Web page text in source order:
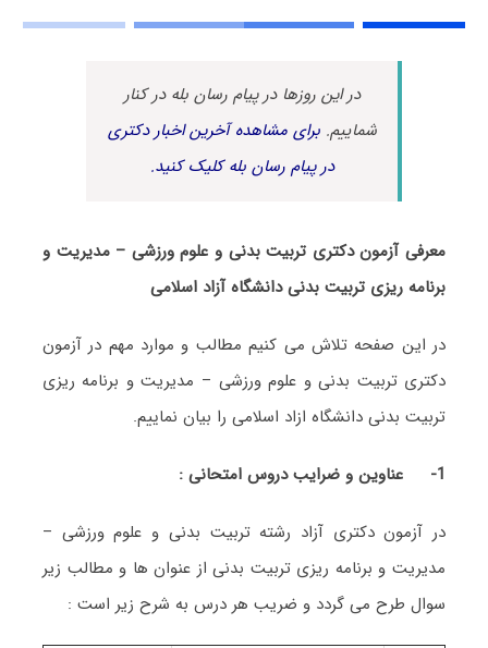
در این روزها در پیام رسان بله در کنار
شماییم.برای مشاهده آخرین اخبار دکتری
در پیام رسان بله کلیک کنید.
معرفی آزمون دکتری تربیت بدنی و علوم ورزشی – مدیریت و
برنامه ریزی تربیت بدنی دانشگاه آزاد اسلامی
در این صفحه تلاش می کنیم مطالب و موارد مهم در آزمون
دکتری تربیت بدنی و علوم ورزشی – مدیریت و برنامه ریزی
تربیت بدنی دانشگاه ازاد اسلامی را بیان نماییم.
1- عناوین و ضرایب دروس امتحانی :
در آزمون دکتری آزاد رشته تربیت بدنی و علوم ورزشی –
مدیریت و برنامه ریزی تربیت بدنی از عنوان ها و مطالب زیر
سوال طرح می گردد و ضریب هر درس به شرح زیر است :